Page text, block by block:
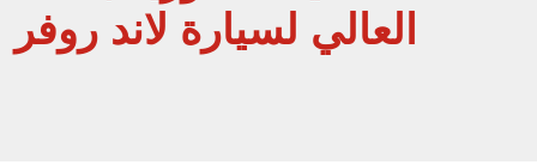
العالي لسيارة لاند روفر